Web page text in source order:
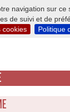
navigation sur ce
de suivi et de
cookies
Politique